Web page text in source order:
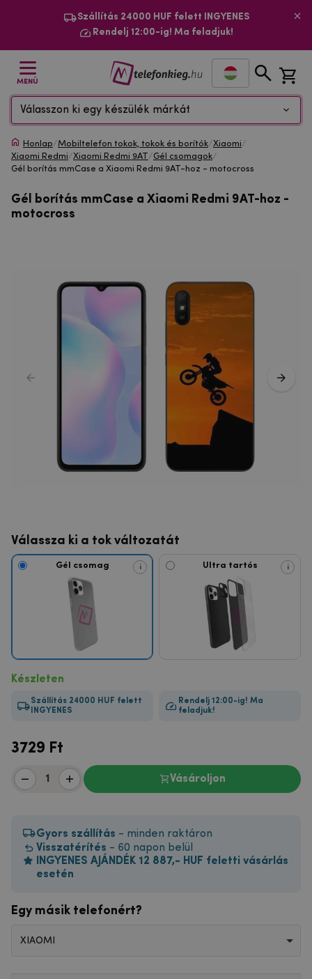
Szállítás 24000 HUF felett INGYENES
Rendelj 12:00-ig! Ma feladjuk!
MENÜ
Válasszon ki egy készülék márkát
Honlap/Mobiltelefon tokok, tokok és borítók/Xiaomi/
Xiaomi Redmi/Xiaomi Redmi 9AT/Gél csomagok/
Gél borítás mmCase a Xiaomi Redmi 9AT-hoz - motocross
Gél borítás mmCase a Xiaomi Redmi 9AT-hoz -
motocross
Válassza ki a tok változatát
Gél csomag i Ultra tartós i
Készleten
Szállítás 24000 HUF felett
INGYENES
Rendelj 12:00-ig! Ma
feladjuk!
3729 Ft
Vásároljon
Gyors szállítás - minden raktáron
Visszatérítés - 60 napon belül
INGYENES AJÁNDÉK 12 887,- HUF feletti vásárlás
esetén
Egy másik telefonért?
XIAOMI